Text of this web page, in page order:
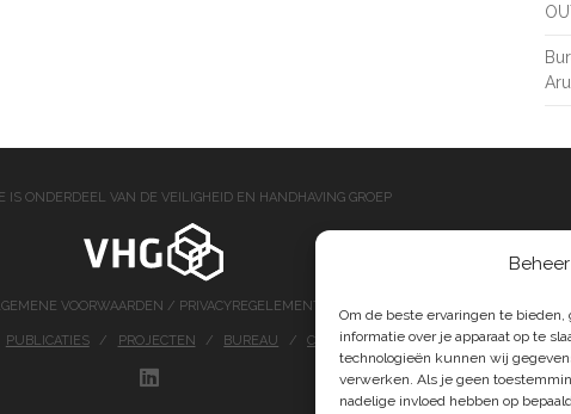
Om de beste ervaringen te
informatie over je apparaat op te
technologieën kunnen wij
verwerken. Als je geen
nadelige invloed hebben op
IS ONDERDEEL VAN DE VEILIGHEID EN HANDHAVING GROEP
VOORWAARDEN / PRIVACYREGELEMENT
PUBLICATIES PROJECTEN BUREAU CONTACT